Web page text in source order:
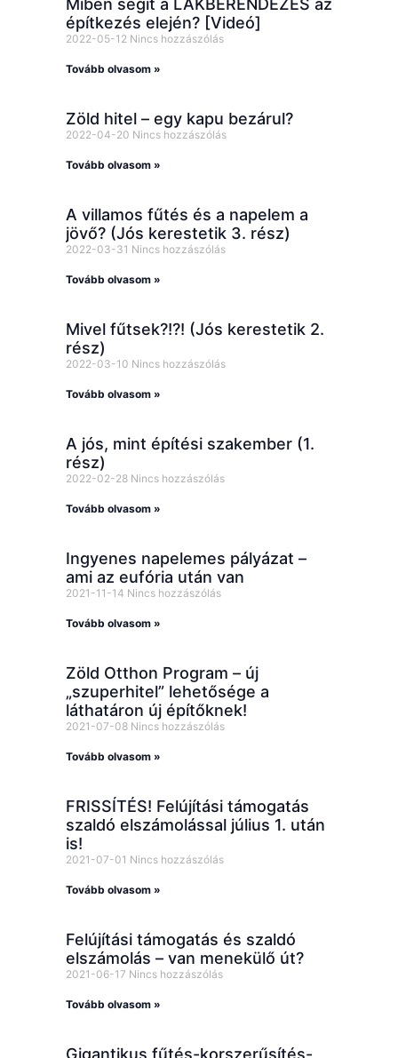
Miben segít a LAKBERENDEZÉS az
építkezés elején? [Videó]
2022-05-12 Nincs hozzászólás
Tovább olvasom »
Zöld hitel – egy kapu bezárul?
2022-04-20 Nincs hozzászólás
Tovább olvasom »
A villamos fűtés és a napelem a
jövő? (Jós kerestetik 3. rész)
2022-03-31 Nincs hozzászólás
Tovább olvasom »
Mivel fűtsek?!?! (Jós kerestetik 2.
rész)
2022-03-10 Nincs hozzászólás
Tovább olvasom »
A jós, mint építési szakember (1.
rész)
2022-02-28 Nincs hozzászólás
Tovább olvasom »
Ingyenes napelemes pályázat –
ami az eufória után van
2021-11-14 Nincs hozzászólás
Tovább olvasom »
Zöld Otthon Program – új
„szuperhitel” lehetősége a
láthatáron új építőknek!
2021-07-08 Nincs hozzászólás
Tovább olvasom »
FRISSÍTÉS! Felújítási támogatás
szaldó elszámolással július 1. után
is!
2021-07-01 Nincs hozzászólás
Tovább olvasom »
Felújítási támogatás és szaldó
elszámolás – van menekülő út?
2021-06-17 Nincs hozzászólás
Tovább olvasom »
Gigantikus fűtés-korszerűsítés-,